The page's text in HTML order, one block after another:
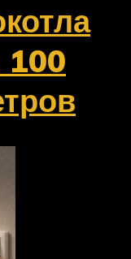
100